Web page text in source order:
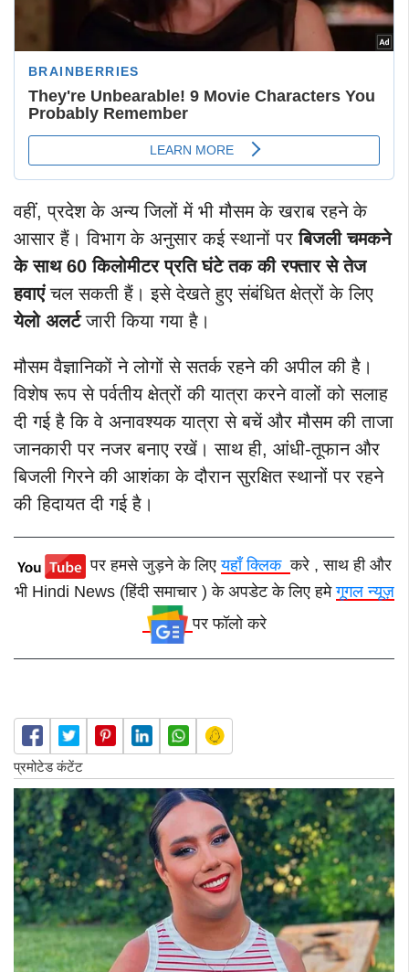
वहीं, प्रदेश के अन्य जिलों में भी मौसम के खराब रहने के
आसार हैं। विभाग के अनुसार कई स्थानों परबिजली चमकने
के साथ 60 किलोमीटर प्रति घंटे तक की रफ्तार से तेज
हवाएंचल सकती हैं। इसे देखते हुए संबंधित क्षेत्रों के लिए
येलो अलर्टजारी किया गया है।
मौसम वैज्ञानिकों ने लोगों से सतर्क रहने की अपील की है।
विशेष रूप से पर्वतीय क्षेत्रों की यात्रा करने वालों को सलाह
दी गई है कि वे अनावश्यक यात्रा से बचें और मौसम की ताजा
जानकारी पर नजर बनाए रखें। साथ ही, आंधी-तूफान और
बिजली गिरने की आशंका के दौरान सुरक्षित स्थानों पर रहने
की हिदायत दी गई है।
पर हमसे जुड़ने के लिएयहाँ क्लिककरे , साथ ही और
भी Hindi News (हिंदी समाचार ) के अपडेट के लिए हमेगूगल न्यूज़
पर फॉलो करे